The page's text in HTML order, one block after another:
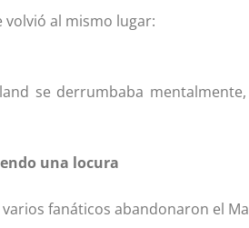
al mismo lugar:
se derrumbaba
una locura
fanáticos abandonaron el